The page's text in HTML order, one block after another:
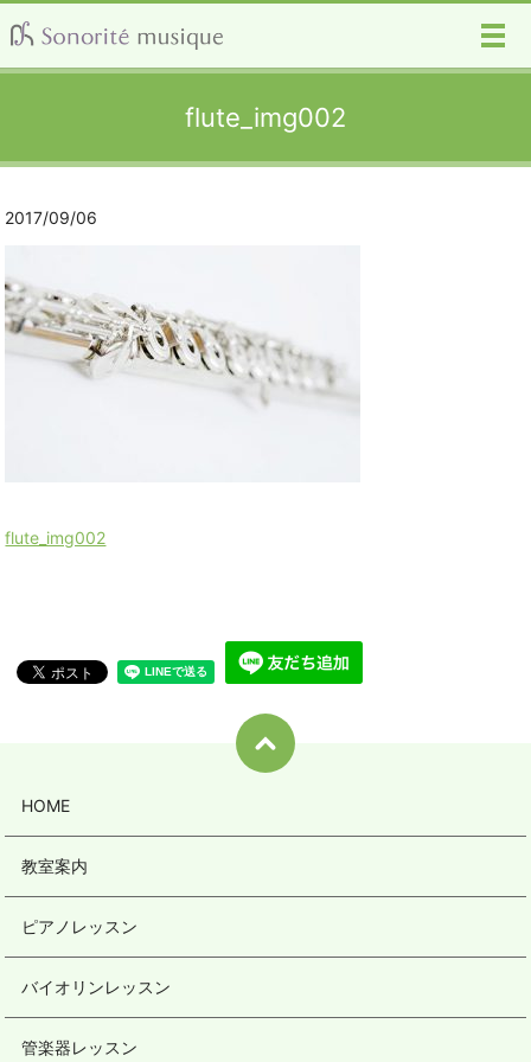
メ
flute_img002
2017/09/06
flute_img002
HOME
教室案内
ピアノレッスン
バイオリンレッスン
管楽器レッスン